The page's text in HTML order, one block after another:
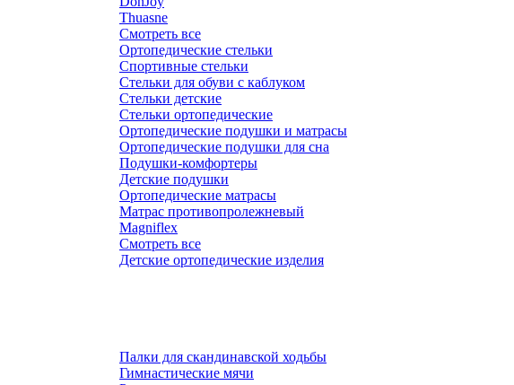
Thuasne
Смотреть все
Ортопедические стельки
Спортивные стельки
Стельки для обуви с каблуком
Стельки детские
Стельки ортопедические
Ортопедические подушки и матрасы
Ортопедические подушки для сна
Подушки-комфортеры
Детские подушки
Ортопедические матрасы
Матрас противопролежневый
Magniflex
Смотреть все
Детские ортопедические изделия
Палки для скандинавской ходьбы
Гимнастические мячи